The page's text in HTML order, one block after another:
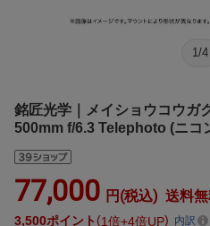
1 /4
銘匠光学｜メイショウコウガ
500mm f/6.3 Telephoto (ニコ
77,000 円(税込) 送料
3,500ポイント 1倍 4倍UP
内訳